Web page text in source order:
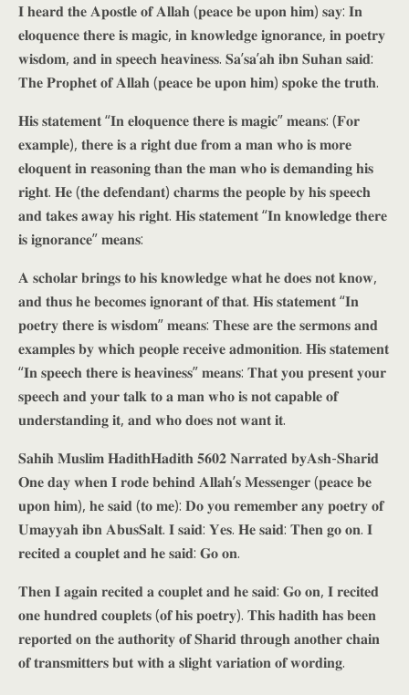
𝐈 𝐡𝐞𝐚𝐫𝐝 𝐭𝐡𝐞 𝐀𝐩𝐨𝐬𝐭𝐥𝐞 𝐨𝐟 𝐀𝐥𝐥𝐚𝐡 (𝐩𝐞𝐚𝐜𝐞 𝐛𝐞 𝐮𝐩𝐨𝐧 𝐡𝐢𝐦) 𝐬𝐚𝐲: 𝐈𝐧
𝐞𝐥𝐨𝐪𝐮𝐞𝐧𝐜𝐞 𝐭𝐡𝐞𝐫𝐞 𝐢𝐬 𝐦𝐚𝐠𝐢𝐜, 𝐢𝐧 𝐤𝐧𝐨𝐰𝐥𝐞𝐝𝐠𝐞 𝐢𝐠𝐧𝐨𝐫𝐚𝐧𝐜𝐞, 𝐢𝐧 𝐩𝐨𝐞𝐭𝐫𝐲
𝐰𝐢𝐬𝐝𝐨𝐦, 𝐚𝐧𝐝 𝐢𝐧 𝐬𝐩𝐞𝐞𝐜𝐡 𝐡𝐞𝐚𝐯𝐢𝐧𝐞𝐬𝐬. 𝐒𝐚’𝐬𝐚’𝐚𝐡 𝐢𝐛𝐧 𝐒𝐮𝐡𝐚𝐧 𝐬𝐚𝐢𝐝:
𝐓𝐡𝐞 𝐏𝐫𝐨𝐩𝐡𝐞𝐭 𝐨𝐟 𝐀𝐥𝐥𝐚𝐡 (𝐩𝐞𝐚𝐜𝐞 𝐛𝐞 𝐮𝐩𝐨𝐧 𝐡𝐢𝐦) 𝐬𝐩𝐨𝐤𝐞 𝐭𝐡𝐞 𝐭𝐫𝐮𝐭𝐡.
𝐇𝐢𝐬 𝐬𝐭𝐚𝐭𝐞𝐦𝐞𝐧𝐭 “𝐈𝐧 𝐞𝐥𝐨𝐪𝐮𝐞𝐧𝐜𝐞 𝐭𝐡𝐞𝐫𝐞 𝐢𝐬 𝐦𝐚𝐠𝐢𝐜” 𝐦𝐞𝐚𝐧𝐬: (𝐅𝐨𝐫
𝐞𝐱𝐚𝐦𝐩𝐥𝐞), 𝐭𝐡𝐞𝐫𝐞 𝐢𝐬 𝐚 𝐫𝐢𝐠𝐡𝐭 𝐝𝐮𝐞 𝐟𝐫𝐨𝐦 𝐚 𝐦𝐚𝐧 𝐰𝐡𝐨 𝐢𝐬 𝐦𝐨𝐫𝐞
𝐞𝐥𝐨𝐪𝐮𝐞𝐧𝐭 𝐢𝐧 𝐫𝐞𝐚𝐬𝐨𝐧𝐢𝐧𝐠 𝐭𝐡𝐚𝐧 𝐭𝐡𝐞 𝐦𝐚𝐧 𝐰𝐡𝐨 𝐢𝐬 𝐝𝐞𝐦𝐚𝐧𝐝𝐢𝐧𝐠 𝐡𝐢𝐬
𝐫𝐢𝐠𝐡𝐭. 𝐇𝐞 (𝐭𝐡𝐞 𝐝𝐞𝐟𝐞𝐧𝐝𝐚𝐧𝐭) 𝐜𝐡𝐚𝐫𝐦𝐬 𝐭𝐡𝐞 𝐩𝐞𝐨𝐩𝐥𝐞 𝐛𝐲 𝐡𝐢𝐬 𝐬𝐩𝐞𝐞𝐜𝐡
𝐚𝐧𝐝 𝐭𝐚𝐤𝐞𝐬 𝐚𝐰𝐚𝐲 𝐡𝐢𝐬 𝐫𝐢𝐠𝐡𝐭. 𝐇𝐢𝐬 𝐬𝐭𝐚𝐭𝐞𝐦𝐞𝐧𝐭 “𝐈𝐧 𝐤𝐧𝐨𝐰𝐥𝐞𝐝𝐠𝐞 𝐭𝐡𝐞𝐫𝐞
𝐢𝐬 𝐢𝐠𝐧𝐨𝐫𝐚𝐧𝐜𝐞” 𝐦𝐞𝐚𝐧𝐬:
𝐀 𝐬𝐜𝐡𝐨𝐥𝐚𝐫 𝐛𝐫𝐢𝐧𝐠𝐬 𝐭𝐨 𝐡𝐢𝐬 𝐤𝐧𝐨𝐰𝐥𝐞𝐝𝐠𝐞 𝐰𝐡𝐚𝐭 𝐡𝐞 𝐝𝐨𝐞𝐬 𝐧𝐨𝐭 𝐤𝐧𝐨𝐰,
𝐚𝐧𝐝 𝐭𝐡𝐮𝐬 𝐡𝐞 𝐛𝐞𝐜𝐨𝐦𝐞𝐬 𝐢𝐠𝐧𝐨𝐫𝐚𝐧𝐭 𝐨𝐟 𝐭𝐡𝐚𝐭. 𝐇𝐢𝐬 𝐬𝐭𝐚𝐭𝐞𝐦𝐞𝐧𝐭 “𝐈𝐧
𝐩𝐨𝐞𝐭𝐫𝐲 𝐭𝐡𝐞𝐫𝐞 𝐢𝐬 𝐰𝐢𝐬𝐝𝐨𝐦” 𝐦𝐞𝐚𝐧𝐬: 𝐓𝐡𝐞𝐬𝐞 𝐚𝐫𝐞 𝐭𝐡𝐞 𝐬𝐞𝐫𝐦𝐨𝐧𝐬 𝐚𝐧𝐝
𝐞𝐱𝐚𝐦𝐩𝐥𝐞𝐬 𝐛𝐲 𝐰𝐡𝐢𝐜𝐡 𝐩𝐞𝐨𝐩𝐥𝐞 𝐫𝐞𝐜𝐞𝐢𝐯𝐞 𝐚𝐝𝐦𝐨𝐧𝐢𝐭𝐢𝐨𝐧. 𝐇𝐢𝐬 𝐬𝐭𝐚𝐭𝐞𝐦𝐞𝐧𝐭
“𝐈𝐧 𝐬𝐩𝐞𝐞𝐜𝐡 𝐭𝐡𝐞𝐫𝐞 𝐢𝐬 𝐡𝐞𝐚𝐯𝐢𝐧𝐞𝐬𝐬” 𝐦𝐞𝐚𝐧𝐬: 𝐓𝐡𝐚𝐭 𝐲𝐨𝐮 𝐩𝐫𝐞𝐬𝐞𝐧𝐭 𝐲𝐨𝐮𝐫
𝐬𝐩𝐞𝐞𝐜𝐡 𝐚𝐧𝐝 𝐲𝐨𝐮𝐫 𝐭𝐚𝐥𝐤 𝐭𝐨 𝐚 𝐦𝐚𝐧 𝐰𝐡𝐨 𝐢𝐬 𝐧𝐨𝐭 𝐜𝐚𝐩𝐚𝐛𝐥𝐞 𝐨𝐟
𝐮𝐧𝐝𝐞𝐫𝐬𝐭𝐚𝐧𝐝𝐢𝐧𝐠 𝐢𝐭, 𝐚𝐧𝐝 𝐰𝐡𝐨 𝐝𝐨𝐞𝐬 𝐧𝐨𝐭 𝐰𝐚𝐧𝐭 𝐢𝐭.
𝐒𝐚𝐡𝐢𝐡 𝐌𝐮𝐬𝐥𝐢𝐦 𝐇𝐚𝐝𝐢𝐭𝐡𝐇𝐚𝐝𝐢𝐭𝐡 𝟓𝟔𝟎𝟐 𝐍𝐚𝐫𝐫𝐚𝐭𝐞𝐝 𝐛𝐲𝐀𝐬𝐡-𝐒𝐡𝐚𝐫𝐢𝐝
𝐎𝐧𝐞 𝐝𝐚𝐲 𝐰𝐡𝐞𝐧 𝐈 𝐫𝐨𝐝𝐞 𝐛𝐞𝐡𝐢𝐧𝐝 𝐀𝐥𝐥𝐚𝐡’𝐬 𝐌𝐞𝐬𝐬𝐞𝐧𝐠𝐞𝐫 (𝐩𝐞𝐚𝐜𝐞 𝐛𝐞
𝐮𝐩𝐨𝐧 𝐡𝐢𝐦), 𝐡𝐞 𝐬𝐚𝐢𝐝 (𝐭𝐨 𝐦𝐞): 𝐃𝐨 𝐲𝐨𝐮 𝐫𝐞𝐦𝐞𝐦𝐛𝐞𝐫 𝐚𝐧𝐲 𝐩𝐨𝐞𝐭𝐫𝐲 𝐨𝐟
𝐔𝐦𝐚𝐲𝐲𝐚𝐡 𝐢𝐛𝐧 𝐀𝐛𝐮𝐬𝐒𝐚𝐥𝐭. 𝐈 𝐬𝐚𝐢𝐝: 𝐘𝐞𝐬. 𝐇𝐞 𝐬𝐚𝐢𝐝: 𝐓𝐡𝐞𝐧 𝐠𝐨 𝐨𝐧. 𝐈
𝐫𝐞𝐜𝐢𝐭𝐞𝐝 𝐚 𝐜𝐨𝐮𝐩𝐥𝐞𝐭 𝐚𝐧𝐝 𝐡𝐞 𝐬𝐚𝐢𝐝: 𝐆𝐨 𝐨𝐧.
𝐓𝐡𝐞𝐧 𝐈 𝐚𝐠𝐚𝐢𝐧 𝐫𝐞𝐜𝐢𝐭𝐞𝐝 𝐚 𝐜𝐨𝐮𝐩𝐥𝐞𝐭 𝐚𝐧𝐝 𝐡𝐞 𝐬𝐚𝐢𝐝: 𝐆𝐨 𝐨𝐧, 𝐈 𝐫𝐞𝐜𝐢𝐭𝐞𝐝
𝐨𝐧𝐞 𝐡𝐮𝐧𝐝𝐫𝐞𝐝 𝐜𝐨𝐮𝐩𝐥𝐞𝐭𝐬 (𝐨𝐟 𝐡𝐢𝐬 𝐩𝐨𝐞𝐭𝐫𝐲). 𝐓𝐡𝐢𝐬 𝐡𝐚𝐝𝐢𝐭𝐡 𝐡𝐚𝐬 𝐛𝐞𝐞𝐧
𝐫𝐞𝐩𝐨𝐫𝐭𝐞𝐝 𝐨𝐧 𝐭𝐡𝐞 𝐚𝐮𝐭𝐡𝐨𝐫𝐢𝐭𝐲 𝐨𝐟 𝐒𝐡𝐚𝐫𝐢𝐝 𝐭𝐡𝐫𝐨𝐮𝐠𝐡 𝐚𝐧𝐨𝐭𝐡𝐞𝐫 𝐜𝐡𝐚𝐢𝐧
𝐨𝐟 𝐭𝐫𝐚𝐧𝐬𝐦𝐢𝐭𝐭𝐞𝐫𝐬 𝐛𝐮𝐭 𝐰𝐢𝐭𝐡 𝐚 𝐬𝐥𝐢𝐠𝐡𝐭 𝐯𝐚𝐫𝐢𝐚𝐭𝐢𝐨𝐧 𝐨𝐟 𝐰𝐨𝐫𝐝𝐢𝐧𝐠.